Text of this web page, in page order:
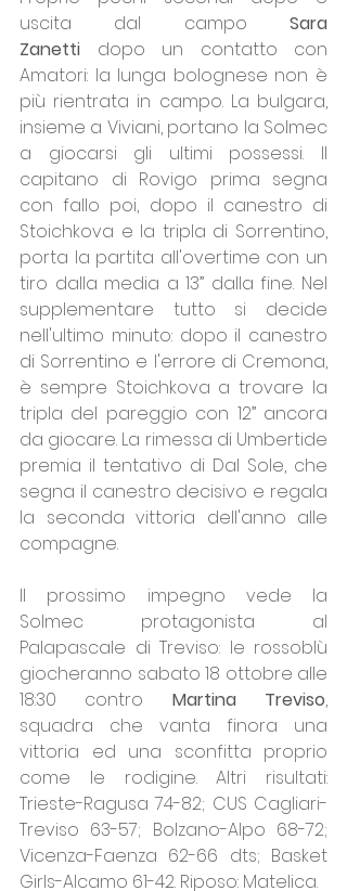
uscita dal campo Sara
Zanetti dopo un contatto con
Amatori: la lunga bolognese non è
più rientrata in campo. La bulgara,
insieme a Viviani, portano la Solmec
a giocarsi gli ultimi possessi. Il
capitano di Rovigo prima segna
con fallo poi, dopo il canestro di
Stoichkova e la tripla di Sorrentino,
porta la partita all'overtime con un
tiro dalla media a 13” dalla fine. Nel
supplementare tutto si decide
nell'ultimo minuto: dopo il canestro
di Sorrentino e l'errore di Cremona,
è sempre Stoichkova a trovare la
tripla del pareggio con 12” ancora
da giocare. La rimessa di Umbertide
premia il tentativo di Dal Sole, che
segna il canestro decisivo e regala
la seconda vittoria dell'anno alle
compagne.
Il prossimo impegno vede la
Solmec protagonista al
Palapascale di Treviso: le rossoblù
giocheranno sabato 18 ottobre alle
18:30 contro Martina Treviso,
squadra che vanta finora una
vittoria ed una sconfitta proprio
come le rodigine. Altri risultati:
Trieste-Ragusa 74-82; CUS Cagliari-
Treviso 63-57; Bolzano-Alpo 68-72;
Vicenza-Faenza 62-66 dts; Basket
Girls-Alcamo 61-42. Riposo: Matelica.